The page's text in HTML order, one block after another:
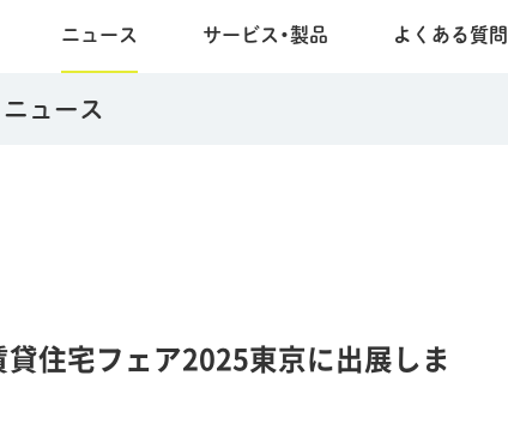
ニュース サービス・製品 よくある質問
ニュース
貸住宅フェア2025東京に出展しま